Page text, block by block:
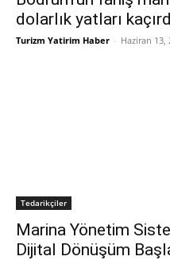
dolarlık yatları
Turizm Yatirim Haber - Haziran 13,
Tedarikçiler
Marina Yönetim
Dijital Dönüşüm